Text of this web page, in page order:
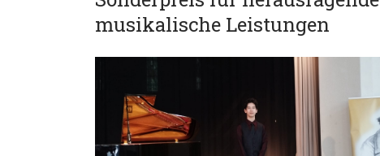
musikalische Leistungen